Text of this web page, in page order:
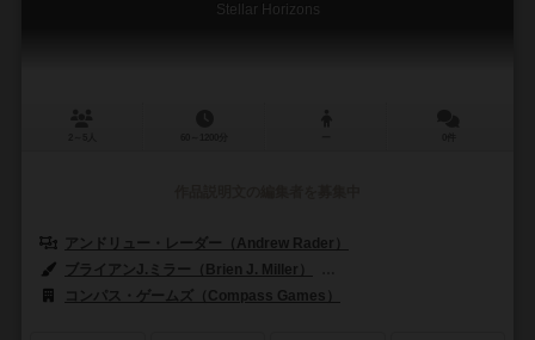
Stellar Horizons
アンドリュー・レーダー（Andrew Rader）
ブライアンJ.ミラー（Brien J. Miller）
コンパス・ゲームズ（Compass Games）